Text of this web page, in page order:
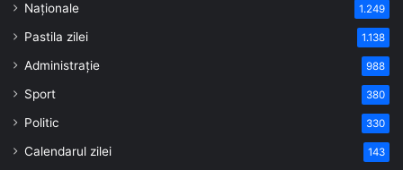
Naționale 1.249
Pastila zilei 1.138
Administrație 988
Sport 380
Politic 330
Calendarul zilei 143